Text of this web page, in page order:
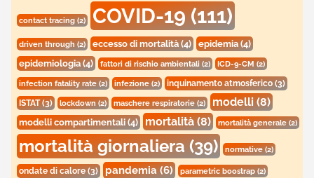
contact tracing(2) COVID-19(111)
driven through(2) eccesso di mortalità(4) epidemia(4)
epidemiologia(4) fattori di rischio ambientali (2) ICD-9-CM(2)
infection fatality rate(2) infezione(2) inquinamento atmosferico(3)
ISTAT(3) lockdown(2) maschere respiratorie(2) modelli(8)
modelli compartimentali(4) mortalità(8) mortalità generale(2)
mortalità giornaliera(39) normative(2)
ondate di calore(3) pandemia(6) parametric boostrap(2)